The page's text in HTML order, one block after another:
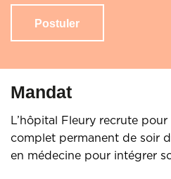
|
Postuler
Mandat
L’hôpital Fleury recrute
complet permanent de soir
en médecine pour intégrer